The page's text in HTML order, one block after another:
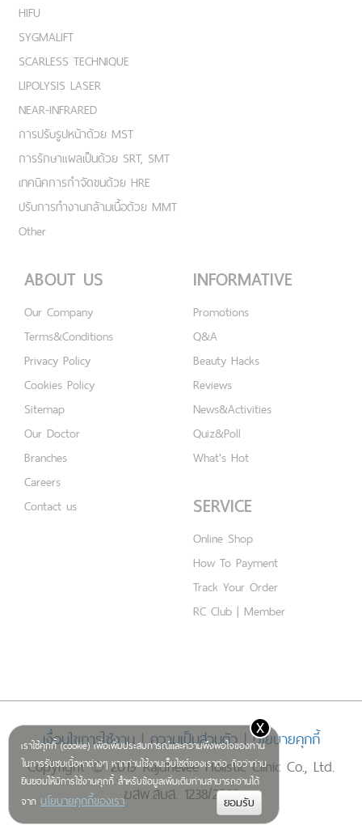
เราใช้คุกกี้ (cookie) เพื่อเพิ่มประสบการณ์และความพึงพอใจของท่าน
ในการรับชมเนื้อหาต่างๆ หากท่านใช้งานเว็บไซต์ของเราต่อ ถือว่าท่าน
ยินยอมให้มีการใช้งานคุกกี้ สำหรับข้อมูลเพิ่มเติมท่านสามารถอ่านได้
จาก นโยบายคุกกี้ของเรา
x
HIFU
SYGMALIFT
SCARLESS TECHNIQUE
LIPOLYSIS LASER
NEAR-INFRARED
การปรับรูปหน้าด้วย MST
การรักษาแผลเป็นด้วย SRT, SMT
เทคนิคการกำจัดขนด้วย HRE
ปรับการทำงานกล้ามเนื้อด้วย MMT
Other
ABOUT US
Our Company
Terms&Conditions
Privacy Policy
Cookies Policy
Sitemap
Our Doctor
Branches
Careers
Contact us
INFORMATIVE
Promotions
Q&A
Beauty Hacks
Reviews
News&Activities
Quiz&Poll
What's Hot
SERVICE
Online Shop
How To Payment
Track Your Order
RC Club | Member
เงื่อนไขการใช้งาน|ความเป็นส่วนตัว|นโยบายคุกกี้
Copyright © 2019 Rajdhevee Holistic Clinic Co., Ltd.
ฆสพ.สบส. 1238/2562